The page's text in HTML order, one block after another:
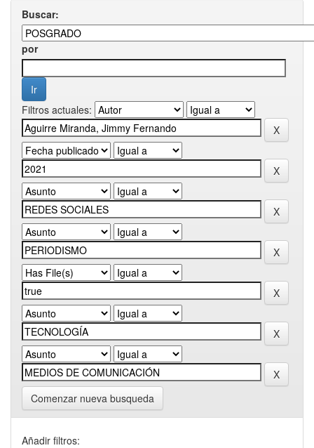
Buscar:
por
Filtros actuales:
Comenzar nueva busqueda
Añadir filtros: